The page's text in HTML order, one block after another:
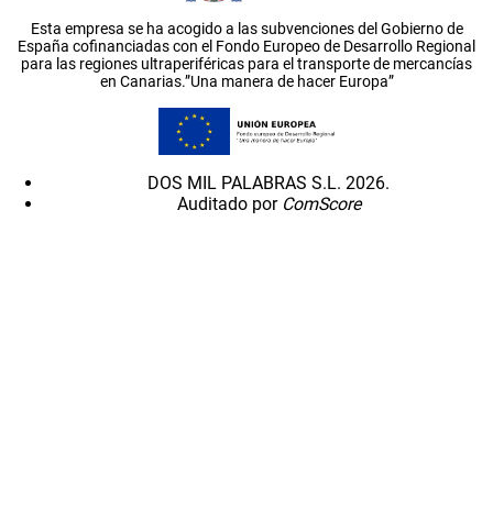
Esta empresa se ha acogido a las subvenciones del Gobierno de
España cofinanciadas con el Fondo Europeo de Desarrollo Regional
para las regiones ultraperiféricas para el transporte de mercancías
en Canarias.”Una manera de hacer Europa”
DOS MIL PALABRAS S.L. 2026.
Auditado por ComScore